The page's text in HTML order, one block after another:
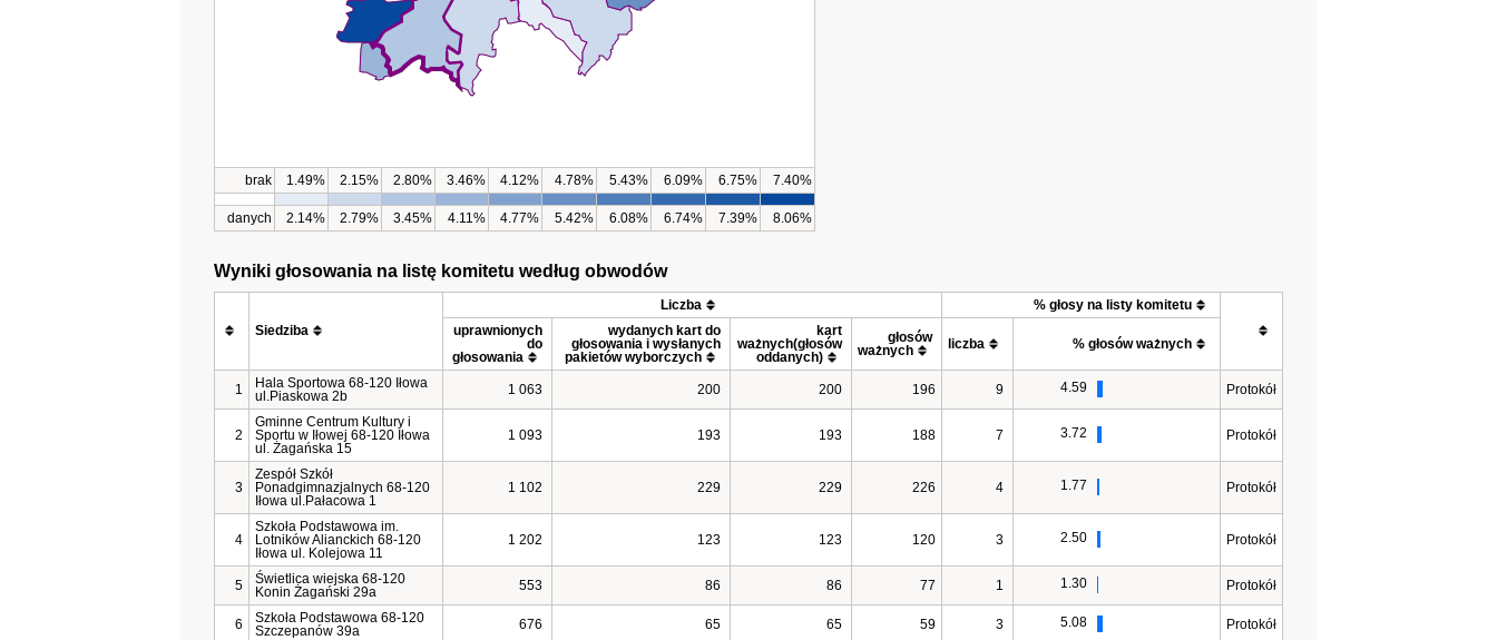
brak 1.49% 2.15% 2.80% 3.46% 4.12% 4.78% 5.43% 6.09% 6.75% 7.40%
danych 2.14% 2.79% 3.45% 4.11% 4.77% 5.42% 6.08% 6.74% 7.39% 8.06%
Wyniki głosowania na listę komitetu według obwodów
Siedziba
Liczba
% głosy na listy komitetu
uprawnionych
do
głosowania
wydanych kart do
głosowania i wysłanych
pakietów wyborczych
kart
ważnych(głosów
oddanych)
głosów
ważnych
liczba % głosów ważnych
1
Hala Sportowa 68-120 Iłowa
ul.Piaskowa 2b
1 063 200 200 196 9 4.59 Protokół
2
Gminne Centrum Kultury i
Sportu w Iłowej 68-120 Iłowa
ul. Żagańska 15
1 093 193 193 188 7 3.72 Protokół
3
Zespół Szkół
Ponadgimnazjalnych 68-120
Iłowa ul.Pałacowa 1
1 102 229 229 226 4 1.77 Protokół
4
Szkoła Podstawowa im.
Lotników Alianckich 68-120
Iłowa ul. Kolejowa 11
1 202 123 123 120 3 2.50 Protokół
5
Świetlica wiejska 68-120
Konin Żagański 29a
553 86 86 77 1 1.30 Protokół
6
Szkoła Podstawowa 68-120
Szczepanów 39a
676 65 65 59 3 5.08 Protokół